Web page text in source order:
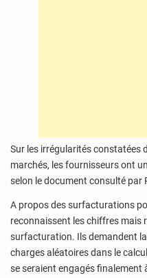
Sur les irrégularités constatées
marchés, les fournisseurs ont
selon le document consulté par
A propos des surfacturations
reconnaissent les chiffres mais
surfacturation. Ils demandent
charges aléatoires dans le
se seraient engagés finalement